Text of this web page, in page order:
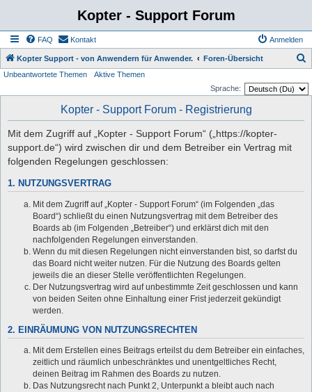
Kopter - Support Forum
FAQ Kontakt Anmelden
Kopter Support - von Anwendern für Anwender. Foren-Übersicht
Unbeantwortete Themen
Aktive Themen
Sprache:
Kopter - Support Forum - Registrierung
Mit dem Zugriff auf „Kopter - Support Forum“ („https://kopter-
support.de“) wird zwischen dir und dem Betreiber ein Vertrag mit
folgenden Regelungen geschlossen:
1. NUTZUNGSVERTRAG
Mit dem Zugriff auf „Kopter - Support Forum“ (im Folgenden „das
Board“) schließt du einen Nutzungsvertrag mit dem Betreiber des
Boards ab (im Folgenden „Betreiber“) und erklärst dich mit den
nachfolgenden Regelungen einverstanden.
Wenn du mit diesen Regelungen nicht einverstanden bist, so darfst du
das Board nicht weiter nutzen. Für die Nutzung des Boards gelten
jeweils die an dieser Stelle veröffentlichten Regelungen.
Der Nutzungsvertrag wird auf unbestimmte Zeit geschlossen und kann
von beiden Seiten ohne Einhaltung einer Frist jederzeit gekündigt
werden.
2. EINRÄUMUNG VON NUTZUNGSRECHTEN
Mit dem Erstellen eines Beitrags erteilst du dem Betreiber ein einfaches,
zeitlich und räumlich unbeschränktes und unentgeltliches Recht,
deinen Beitrag im Rahmen des Boards zu nutzen.
Das Nutzungsrecht nach Punkt 2, Unterpunkt a bleibt auch nach